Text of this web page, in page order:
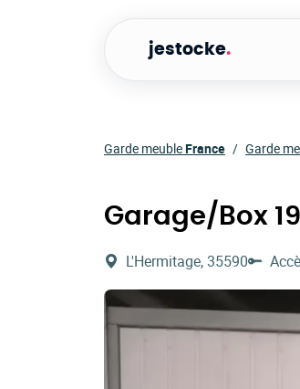
jestocke.
Garde meubleFrance Garde
Garage/Box
L'Hermitage, 35590